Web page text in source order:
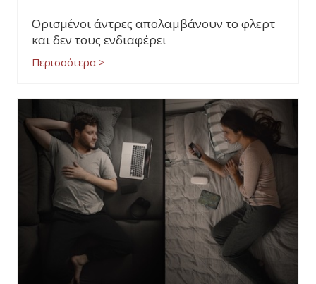
Ορισμένοι άντρες απολαμβάνουν το φλερτ
και δεν τους ενδιαφέρει
Περισσότερα >